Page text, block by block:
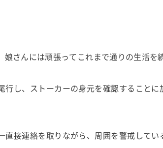
さんには頑張ってこれまで通りの生活を
し、ストーカーの身元を確認すること
直接連絡を取りながら、周囲を警戒して